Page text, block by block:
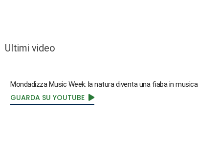
Ultimi video
Mondadizza Music Week: la natura diventa una fiaba in musica
GUARDA SU YOUTUBE